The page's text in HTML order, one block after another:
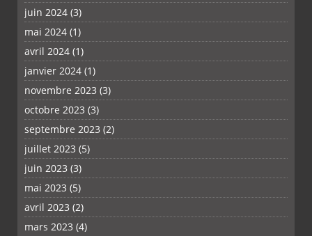
juin 2024 (3)
mai 2024 (1)
avril 2024 (1)
janvier 2024 (1)
novembre 2023 (3)
octobre 2023 (3)
septembre 2023 (2)
juillet 2023 (5)
juin 2023 (3)
mai 2023 (5)
avril 2023 (2)
mars 2023 (4)